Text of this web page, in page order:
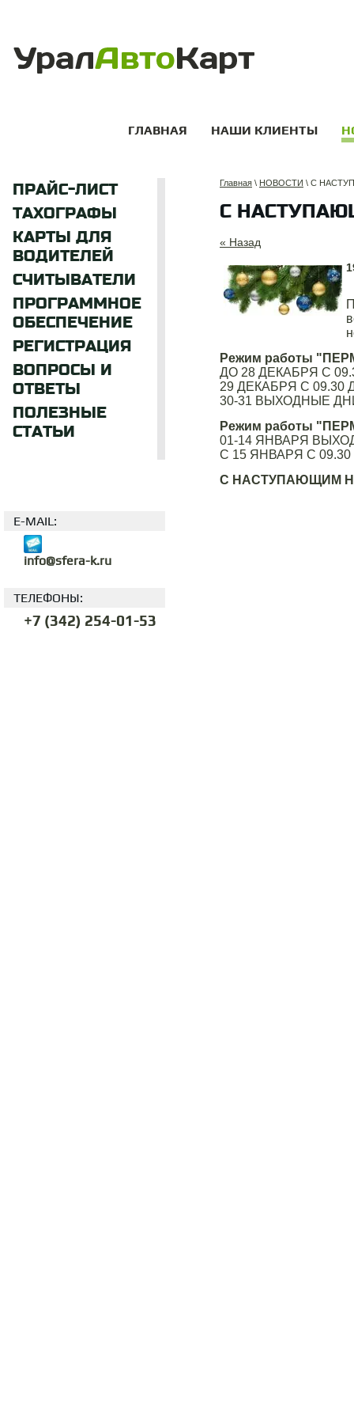
ГЛАВНАЯ НАШИ КЛИЕНТЫ
ПРАЙС-ЛИСТ
ТАХОГРАФЫ
КАРТЫ ДЛЯ
ВОДИТЕЛЕЙ
СЧИТЫВАТЕЛИ
ПРОГРАММНОЕ
ОБЕСПЕЧЕНИЕ
РЕГИСТРАЦИЯ
ВОПРОСЫ И
ОТВЕТЫ
ПОЛЕЗНЫЕ
СТАТЬИ
E-MAIL:
info@sfera-k.ru
ТЕЛЕФОНЫ:
+7 (342) 254-01-53
Главная \ НОВОСТИ \ С
С
« Назад
Режим работы
ДО 28 ДЕКАБРЯ С
29 ДЕКАБРЯ С 09.30
30-31 ВЫХОДНЫЕ
Режим работы
01-14 ЯНВАРЯ
С 15 ЯНВАРЯ С 09.30
С НАСТУПАЮЩИМ